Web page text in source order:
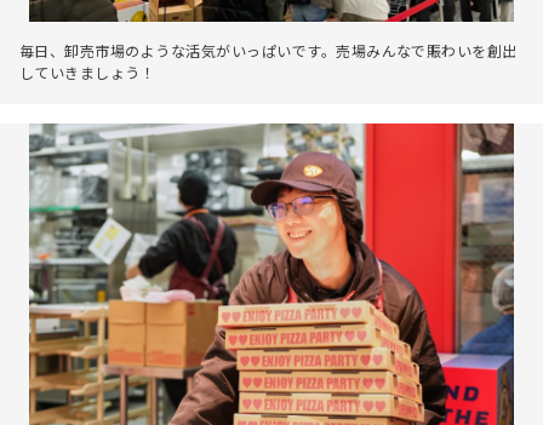
毎日、卸売市場のような活気がいっぱいです。売場みんなで賑わいを創出
していきましょう！